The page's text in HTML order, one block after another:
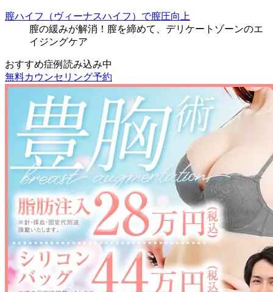
膣ハイフ（ヴィーナスハイフ）で膣圧向上
膣の緩みが解消！膣を締めて、デリケートゾーンのエ
イジングケア
おすすめ症例読み込み中
無料カウンセリング予約